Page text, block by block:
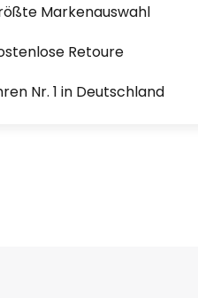
Markenauswahl
Retoure
Nr. 1 in Deutschland